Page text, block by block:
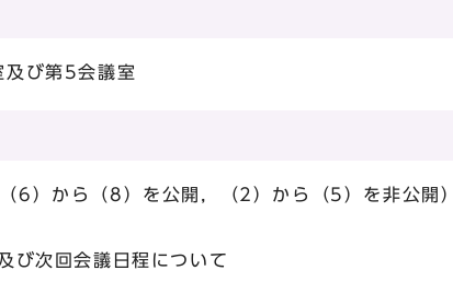
び第5会議室
6）から（8）を公開，（2）から（5）を非公開）
次回会議日程について